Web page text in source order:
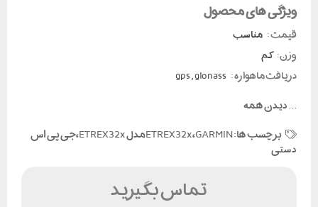
ویژگی های محصول
قیمت : مناسب
وزن: کم
دریافت ماهواره :
...دیدن همه
برچسب ها:
ETREX32x،GARMINمدل ETREX32x،جی پی اس
دستی
تماس بگیرید